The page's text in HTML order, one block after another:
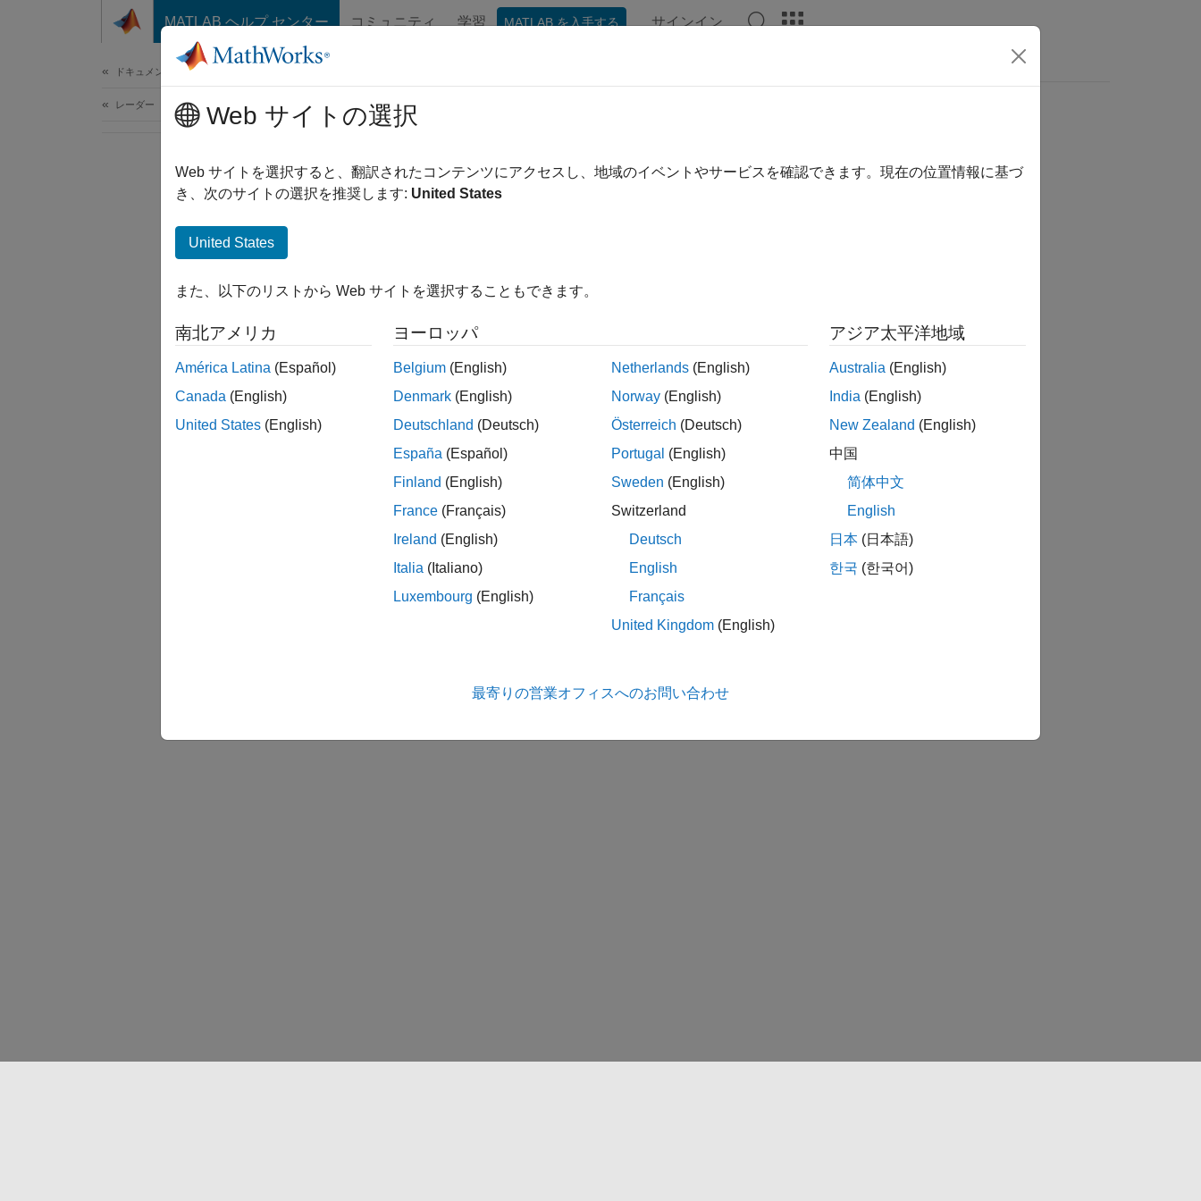
コンテンツへスキップ
MATLAB ヘルプ センター コミュニティ 学習 MATLAB を入手する サインイン
ドキュメンテーションのホーム
レーダー Web サイトの選択
Web サイトを選択すると、翻訳されたコンテンツにアクセスし、地域のイベントやサービスを確認できます。現在の位置情報に基づ
き、次のサイトの選択を推奨します: United States
United States
また、以下のリストから Web サイトを選択することもできます。
南北アメリカ
América Latina (Español)
Canada (English)
United States (English)
ヨーロッパ
Belgium (English)
Denmark (English)
Deutschland (Deutsch)
España (Español)
Finland (English)
France (Français)
Ireland (English)
Italia (Italiano)
Luxembourg (English)
Netherlands (English)
Norway (English)
Österreich (Deutsch)
Portugal (English)
Sweden (English)
Switzerland
Deutsch
English
Français
United Kingdom (English)
アジア太平洋地域
Australia (English)
India (English)
New Zealand (English)
中国
简体中文
English
日本 (日本語)
한국 (한국어)
最寄りの営業オフィスへのお問い合わせ